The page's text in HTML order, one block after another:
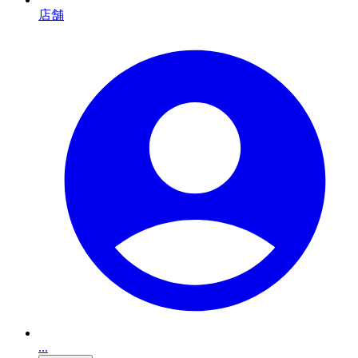
店舗
...